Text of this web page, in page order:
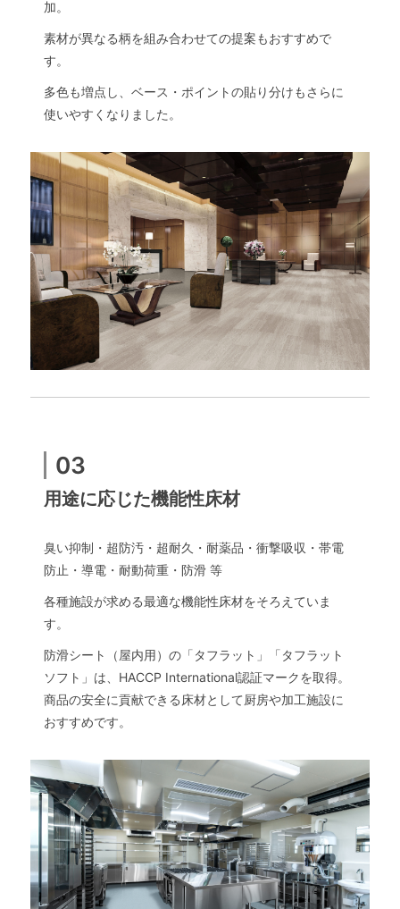
加。
素材が異なる柄を組み合わせての提案もおすすめで
す。
多色も増点し、ベース・ポイントの貼り分けもさらに
使いやすくなりました。
03
用途に応じた機能性床材
臭い抑制・超防汚・超耐久・耐薬品・衝撃吸収・帯電
防止・導電・耐動荷重・防滑 等
各種施設が求める最適な機能性床材をそろえていま
す。
防滑シート（屋内用）の「タフラット」「タフラット
ソフト」は、HACCP International認証マークを取得。
商品の安全に貢献できる床材として厨房や加工施設に
おすすめです。